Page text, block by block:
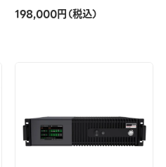
198,000円（税込）